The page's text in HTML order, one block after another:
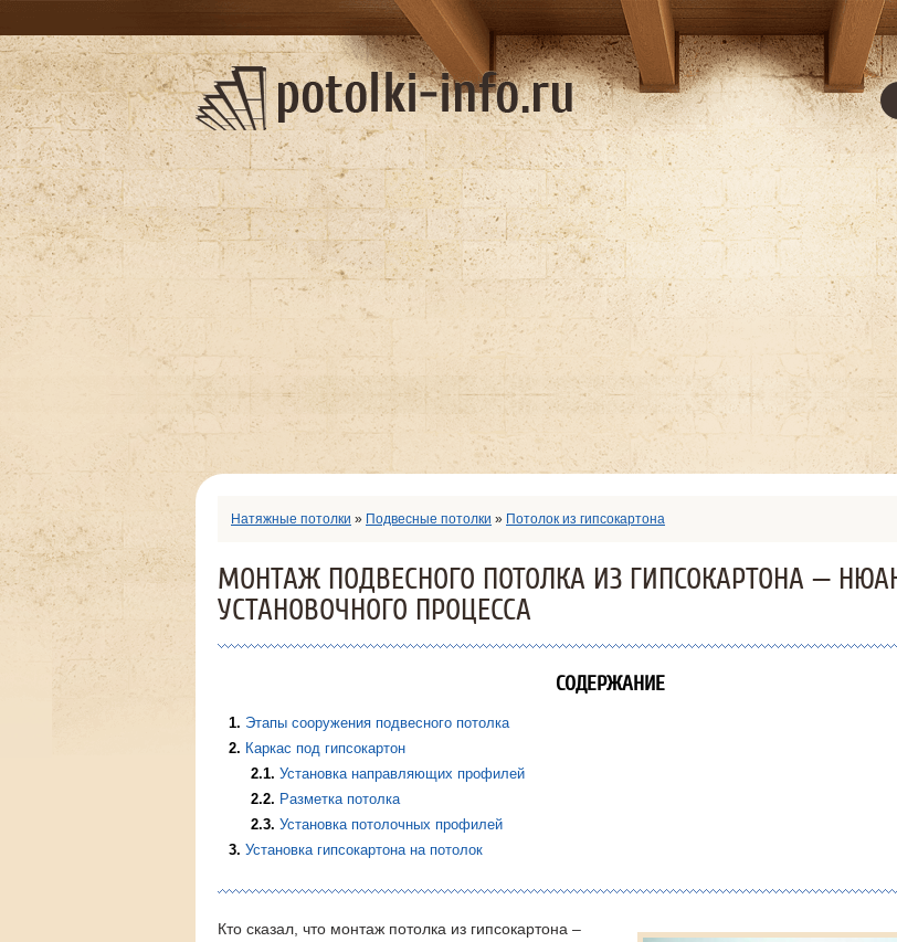
Натяжные потолки » Подвесные потолки » Потолок из гипсокартона
МОНТАЖ ПОДВЕСНОГО ПОТОЛКА ИЗ ГИПСОКАРТОНА —
УСТАНОВОЧНОГО ПРОЦЕССА
СОДЕРЖАНИЕ
1 Этапы сооружения подвесного потолка
2
Каркас под гипсокартон
2.1 Установка направляющих профилей
2.2
Разметка потолка
2.3 Установка потолочных профилей
3 Установка гипсокартона на потолок
Кто сказал, что монтаж потолка из гипсокартона –